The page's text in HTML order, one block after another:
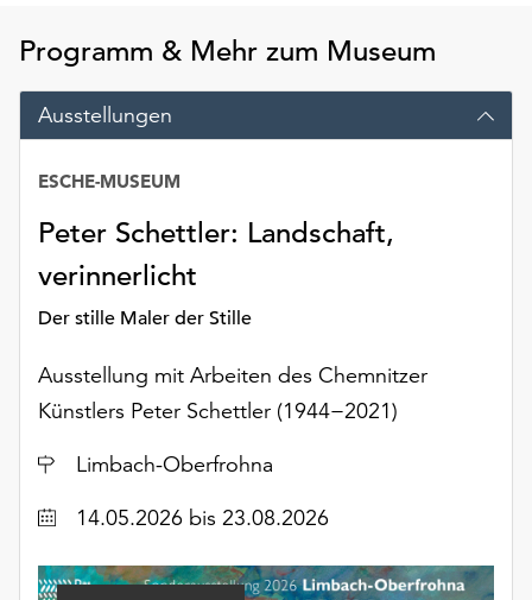
ausgeführt.
Möchten
Sie
die
Cookies
anpassen,
erreichen
Sie
Einstellungen
die
Schaltfläche
Informationen
Sie
Programm & Mehr zum Museum
Ausstellungen
Peter Schettler: Landschaft,
verinnerlicht
Der stille Maler der Stille
ESCHE-MUSEUM
Ausstellung mit Arbeiten des Chemnitzer
Künstlers Peter Schettler (1944−2021)
Ort
Limbach-Oberfrohna
Datum14.05.2026 bis 23.08.2026